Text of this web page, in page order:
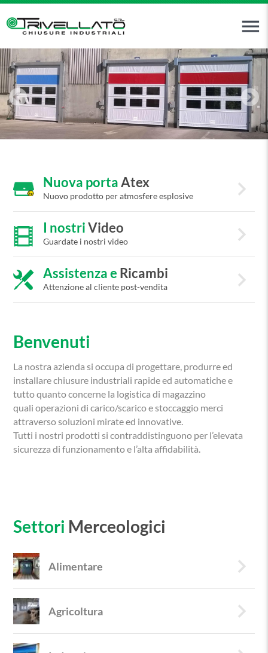
menu
Nuova portaAtex
Nuovo prodotto per atmosfere esplosive keyboard_arrow_right
I nostriVideo
Guardate i nostri video keyboard_arrow_right
Assistenza e Ricambi
Attenzione al cliente post-vendita keyboard_arrow_right
Benvenuti
La nostra azienda si occupa di progettare, produrre ed
installare chiusure industriali rapide ed automatiche e
tutto quanto concerne la logistica di magazzino
quali operazioni di carico/scarico e stoccaggio merci
attraverso soluzioni mirate ed innovative.
Tutti i nostri prodotti si contraddistinguono per l’elevata
sicurezza di funzionamento e l’alta affidabilità.
Settori Merceologici
Alimentare keyboard_arrow_right
Agricoltura keyboard_arrow_right